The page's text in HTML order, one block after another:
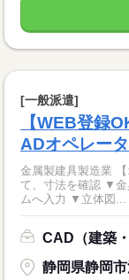
[一般派遣]
【WEB登録
ADオペレー
金属製建具製造業 【オ
て、寸法を確認 ▼
ムへ入力 ▼立体図...
CAD（建築
静岡県静岡市